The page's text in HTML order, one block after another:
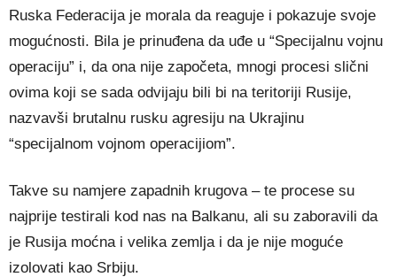
Ruska Federacija je morala da reaguje i pokazuje svoje
mogućnosti. Bila je prinuđena da uđe u “Specijalnu vojnu
operaciju” i, da ona nije započeta, mnogi procesi slični
ovima koji se sada odvijaju bili bi na teritoriji Rusije,
nazvavši brutalnu rusku agresiju na Ukrajinu
“specijalnom vojnom operacijiom”.
Takve su namjere zapadnih krugova – te procese su
najprije testirali kod nas na Balkanu, ali su zaboravili da
je Rusija moćna i velika zemlja i da je nije moguće
izolovati kao Srbiju.